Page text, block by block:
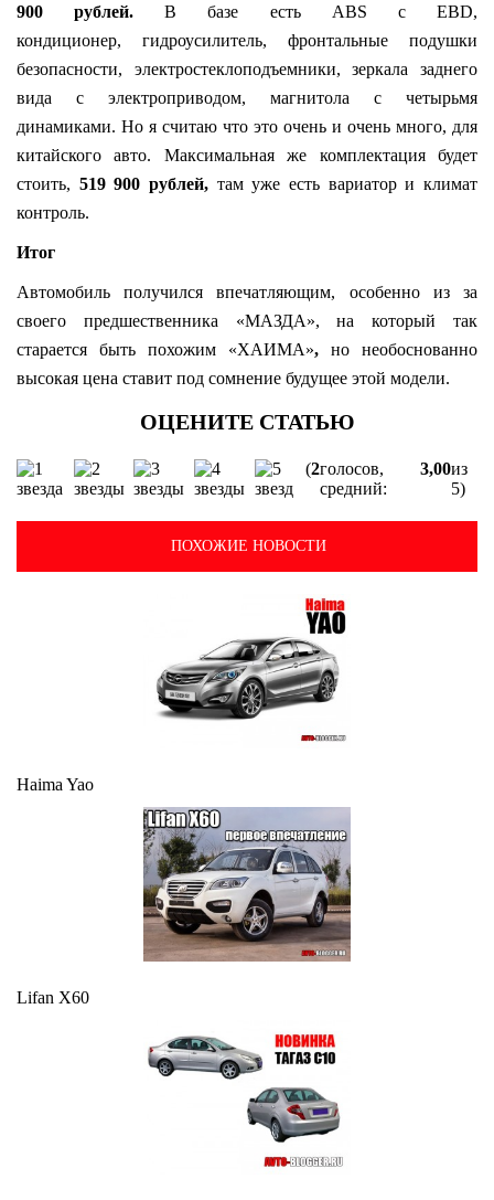
900 рублей. В базе есть ABS с EBD,
кондиционер, гидроусилитель, фронтальные подушки
безопасности, электростеклоподъемники, зеркала заднего
вида с электроприводом, магнитола с четырьмя
динамиками. Но я считаю что это очень и очень много, для
китайского авто. Максимальная же комплектация будет
стоить, 519 900 рублей, там уже есть вариатор и климат
контроль.
Итог
Автомобиль получился впечатляющим, особенно из за
своего предшественника «МАЗДА», на который так
старается быть похожим «ХАИМА», но необоснованно
высокая цена ставит под сомнение будущее этой модели.
(2голосов,
средний:
3,00из
5)
ПОХОЖИЕ НОВОСТИ
Haima Yao
Lifan X60